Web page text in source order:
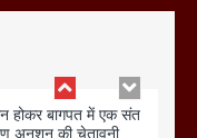
होकर बागपत में एक संत